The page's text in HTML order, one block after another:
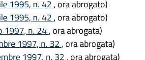
1995, n. 42 , ora abrogato)
1995, n. 42 , ora abrogato)
1997, n. 24, ora abrogata)
1997, n. 32 , ora abrogata)
1997, n. 32 , ora abrogata)